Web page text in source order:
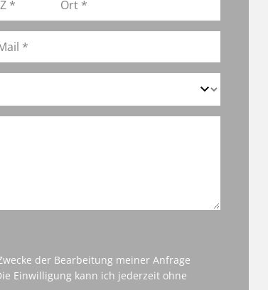
der Bearbeitung meiner Anfrage
Einwilligung kann ich jederzeit ohne